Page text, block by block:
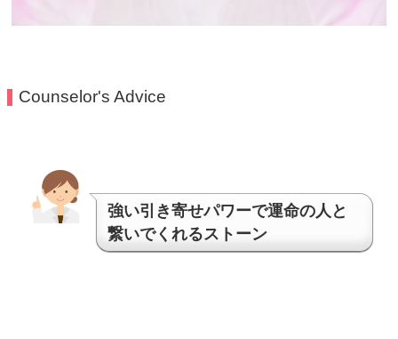
Counselor's Advice
強い引き寄せパワーで運命の人と
繋いでくれるストーン